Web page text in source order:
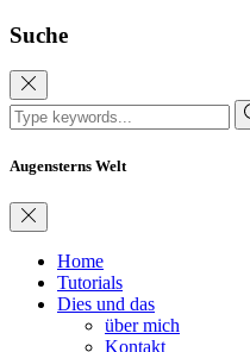
Suche
Augensterns Welt
Home
Tutorials
Dies und das
über mich
Kontakt